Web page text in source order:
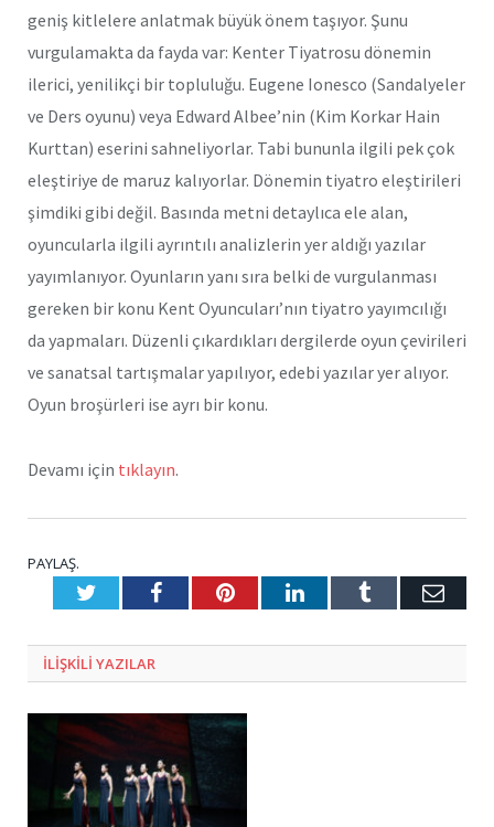
geniş kitlelere anlatmak büyük önem taşıyor. Şunu
vurgulamakta da fayda var: Kenter Tiyatrosu dönemin
ilerici, yenilikçi bir topluluğu. Eugene Ionesco (Sandalyeler
ve Ders oyunu) veya Edward Albee’nin (Kim Korkar Hain
Kurttan) eserini sahneliyorlar. Tabi bununla ilgili pek çok
eleştiriye de maruz kalıyorlar. Dönemin tiyatro eleştirileri
şimdiki gibi değil. Basında metni detaylıca ele alan,
oyuncularla ilgili ayrıntılı analizlerin yer aldığı yazılar
yayımlanıyor. Oyunların yanı sıra belki de vurgulanması
gereken bir konu Kent Oyuncuları’nın tiyatro yayımcılığı
da yapmaları. Düzenli çıkardıkları dergilerde oyun çevirileri
ve sanatsal tartışmalar yapılıyor, edebi yazılar yer alıyor.
Oyun broşürleri ise ayrı bir konu.
Devamı için tıklayın.
PAYLAŞ.
TwitterFacebookPinterestLinkedInTumblr E-
ILIŞKILI YAZILAR